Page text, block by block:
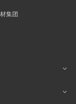
集团